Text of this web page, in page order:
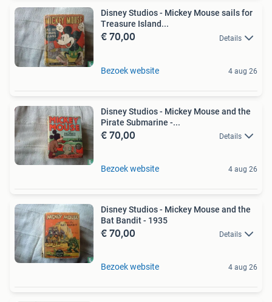
Disney Studios - Mickey Mouse sails for
Treasure Island...
€ 70,00 Details
Bezoek website 4 aug 26
Disney Studios - Mickey Mouse and the
Pirate Submarine -...
€ 70,00 Details
Bezoek website 4 aug 26
Disney Studios - Mickey Mouse and the
Bat Bandit - 1935
€ 70,00 Details
Bezoek website 4 aug 26